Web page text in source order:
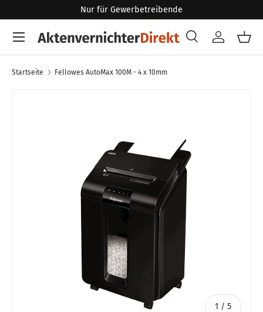
Direkt zum Inhalt
Nur für Gewerbetreibende
Suchen
Art
SucheKonto
Menü
Startseite Fellowes AutoMax 100M - 4 x 10mm
1 / von
5